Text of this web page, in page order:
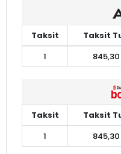
Taksit Taksit
1
845,30
Taksit Taksit
1
845,30